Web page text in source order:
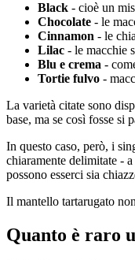
Black - cioè un
Chocolate - le
Cinnamon - le
Lilac - le macchie
Blu e crema -
Tortie fulvo -
La varietà citate sono
base, ma se così fosse si
In questo caso, però, i
chiaramente delimitate -
possono esserci sia
Il mantello tartarugato
Quanto è raro